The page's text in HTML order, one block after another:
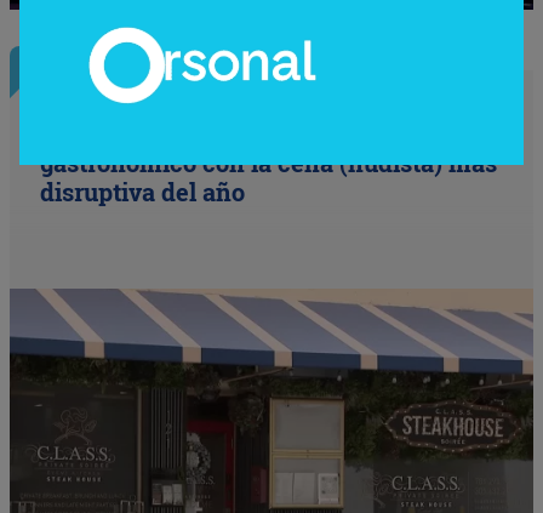
InfoNegocios Miami
gastronómico con la cena (nudista) más
disruptiva del año